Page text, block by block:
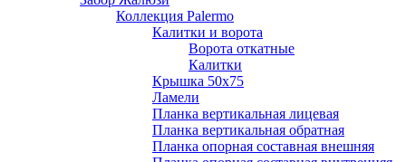
Коллекция Palermo
Калитки и ворота
Ворота откатные
Калитки
Крышка 50х75
Ламели
Планка вертикальная лицевая
Планка вертикальная обратная
Планка опорная составная внешняя